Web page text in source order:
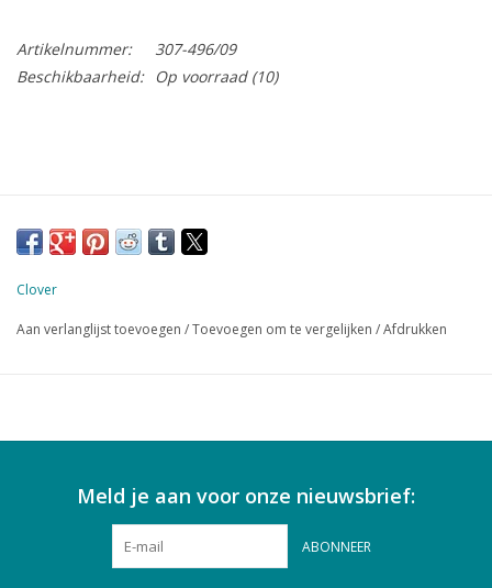
Artikelnummer:
307-496/09
Beschikbaarheid:
Op voorraad(10)
Clover
Aan verlanglijst toevoegen /Toevoegen om te vergelijken /Afdrukken
Meld je aan voor onze nieuwsbrief:
ABONNEER